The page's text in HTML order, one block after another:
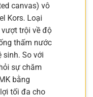
canvas) vô
Kors. Loại
trội về độ
thấm nước
sinh. So với
sự chăm
bằng
tối đa cho